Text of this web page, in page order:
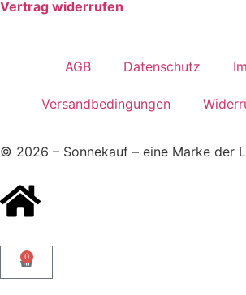
Vertrag widerrufen
AGB Datenschutz
Versandbedingungen
© 2026 – Sonnekauf – eine Marke der
0